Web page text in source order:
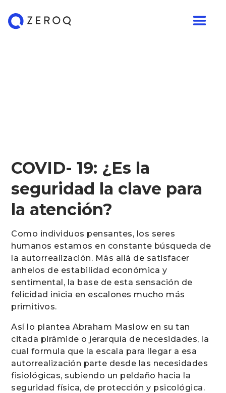
COVID- 19: ¿Es la
seguridad la clave para
la atención?
Como individuos pensantes, los seres
humanos estamos en constante búsqueda de
la autorrealización. Más allá de satisfacer
anhelos de estabilidad económica y
sentimental, la base de esta sensación de
felicidad inicia en escalones mucho más
primitivos.
Así lo plantea Abraham Maslow en su tan
citada pirámide o jerarquía de necesidades, la
cual formula que la escala para llegar a esa
autorrealización parte desde las necesidades
fisiológicas, subiendo un peldaño hacia la
seguridad física, de protección y psicológica.